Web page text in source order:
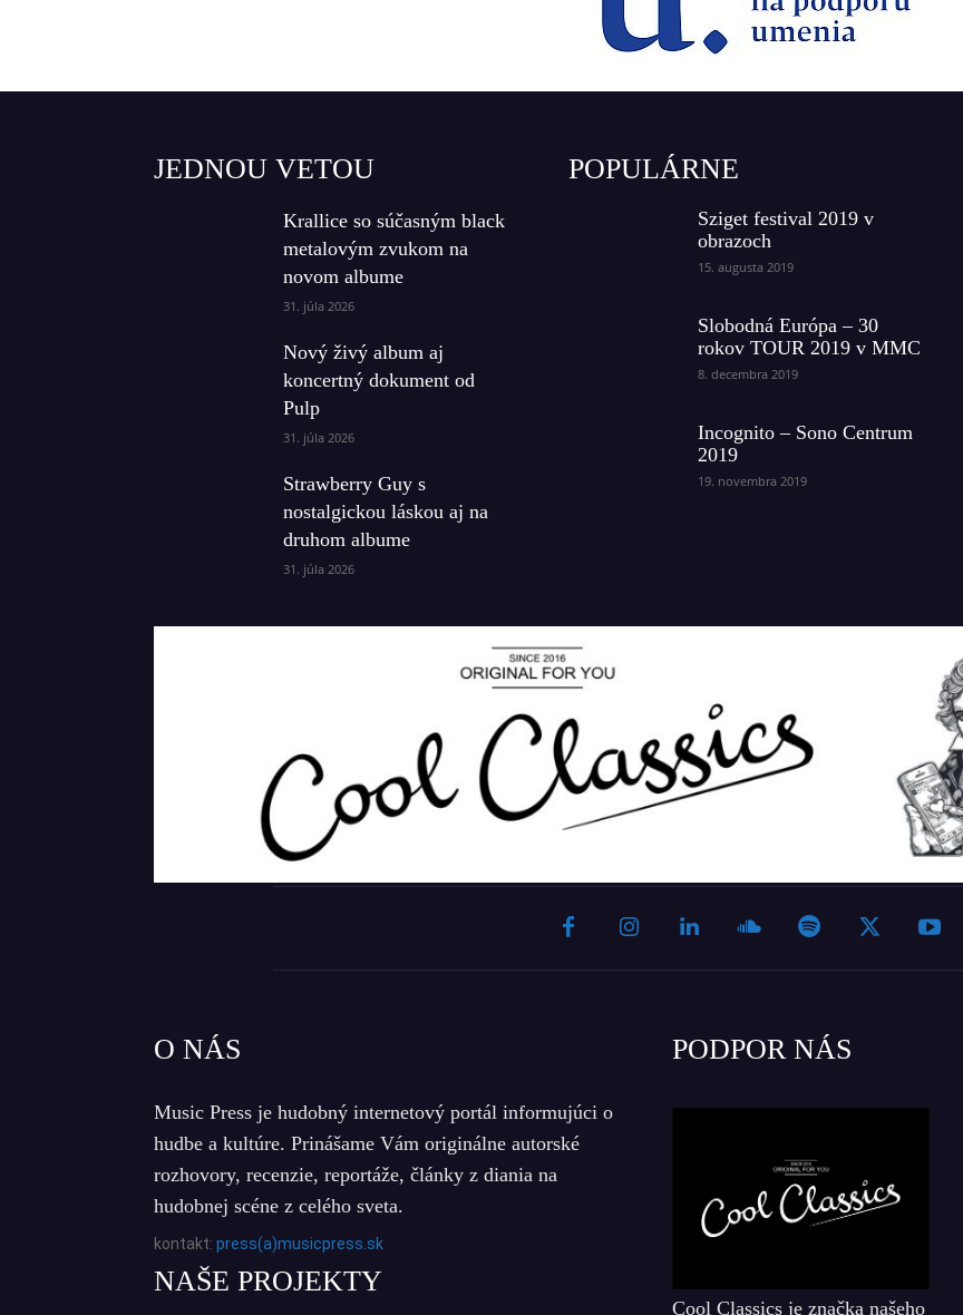
JEDNOU VETOU
Krallice so súčasným black
metalovým zvukom na
novom albume
31. júla 2026
Nový živý album aj
koncertný dokument od
Pulp
31. júla 2026
Strawberry Guy s
nostalgickou láskou aj na
druhom albume
31. júla 2026
POPULÁRNE
Sziget festival 2019 v
obrazoch
15. augusta 2019
Slobodná Európa – 30
rokov TOUR 2019 v MMC
8. decembra 2019
Incognito – Sono Centrum
2019
19. novembra 2019
O NÁS
Music Press je hudobný internetový portál informujúci o
hudbe a kultúre. Prinášame Vám originálne autorské
rozhovory, recenzie, reportáže, články z diania na
hudobnej scéne z celého sveta.
kontakt: press(a)musicpress.sk
NAŠE PROJEKTY
PODPOR NÁS
Cool Classics je značka našeho